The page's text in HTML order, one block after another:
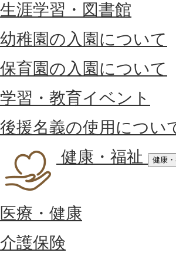
生涯学習・図書館
幼稚園の入園について
保育園の入園について
学習・教育イベント
後援名義の使用につい
健康・福祉
健康
医療・健康
介護保険